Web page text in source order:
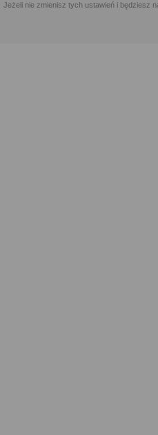
Jeżeli nie zmienisz tych ustawień i będziesz